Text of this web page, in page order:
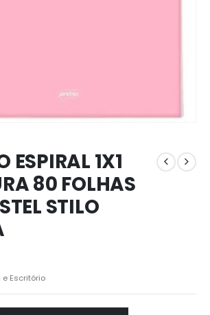
ESPIRAL 1X1
80 FOLHAS
STILO
e Escritório